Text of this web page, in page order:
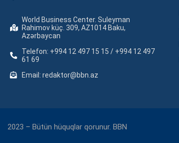
World Business Center. Suleyman
Rahimov küç. 309, AZ1014 Baku,
Azərbaycan
Telefon: +994 12 497 15 15 / +994 12 497
61 69
Email: redaktor@bbn.az
2023 – Bütün hüquqlar qorunur. BBN